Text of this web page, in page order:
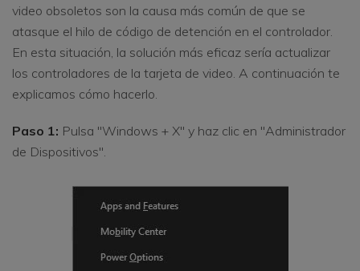
video obsoletos son la causa más común de que se
atasque el hilo de código de detención en el controlador.
En esta situación, la solución más eficaz sería actualizar
los controladores de la tarjeta de video. A continuación te
explicamos cómo hacerlo.
Paso 1: Pulsa "Windows + X" y haz clic en "Administrador
de Dispositivos".